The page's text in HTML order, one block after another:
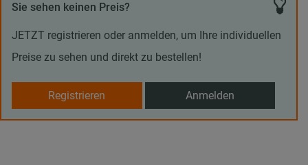
Sie sehen keinen Preis?
JETZT registrieren oder anmelden, um Ihre individuellen
Preise zu sehen und direkt zu bestellen!
Registrieren Anmelden